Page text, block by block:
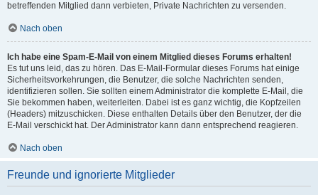
betreffenden Mitglied dann verbieten, Private Nachrichten zu versenden.
Nach oben
Ich habe eine Spam-E-Mail von einem Mitglied dieses Forums erhalten!
Es tut uns leid, das zu hören. Das E-Mail-Formular dieses Forums hat einige
Sicherheitsvorkehrungen, die Benutzer, die solche Nachrichten senden,
identifizieren sollen. Sie sollten einem Administrator die komplette E-Mail, die
Sie bekommen haben, weiterleiten. Dabei ist es ganz wichtig, die Kopfzeilen
(Headers) mitzuschicken. Diese enthalten Details über den Benutzer, der die
E-Mail verschickt hat. Der Administrator kann dann entsprechend reagieren.
Nach oben
Freunde und ignorierte Mitglieder